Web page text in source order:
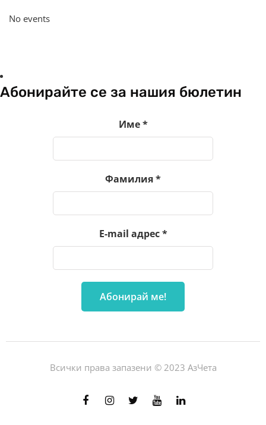
No events
Абонирайте се за нашия бюлетин
Име*
Фамилия*
E-mail адрес*
Всички права запазени © 2023 АзЧета